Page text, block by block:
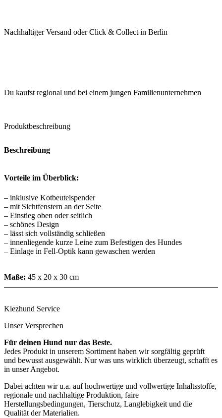
Nachhaltiger Versand oder Click & Collect in Berlin
Du kaufst regional und bei einem jungen Familienunternehmen
Produktbeschreibung
Beschreibung
Vorteile im Überblick:
– inklusive Kotbeutelspender
– mit Sichtfenstern an der Seite
– Einstieg oben oder seitlich
– schönes Design
– lässt sich vollständig schließen
– innenliegende kurze Leine zum Befestigen des Hundes
– Einlage in Fell-Optik kann gewaschen werden
Maße: 45 x 20 x 30 cm
Kiezhund Service
Unser Versprechen
Für deinen Hund nur das Beste.
Jedes Produkt in unserem Sortiment haben wir sorgfältig geprüft
und bewusst ausgewählt. Nur was uns wirklich überzeugt, schafft es
in unser Angebot.
Dabei achten wir u.a. auf hochwertige und vollwertige Inhaltsstoffe,
regionale und nachhaltige Produktion, faire
Herstellungsbedingungen, Tierschutz, Langlebigkeit und die
Qualität der Materialien.